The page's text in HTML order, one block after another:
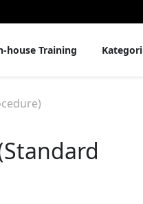
house Training Kategori